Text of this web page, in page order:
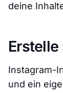
deine
Instagram-
und ein